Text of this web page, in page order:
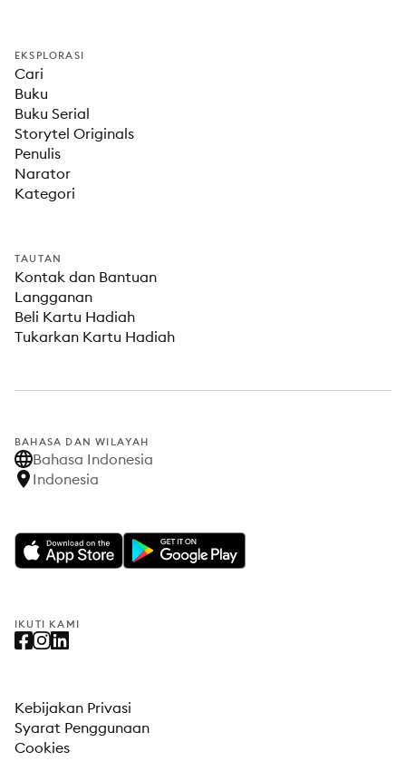
EKSPLORASI
Cari
Buku
Buku Serial
Storytel Originals
Penulis
Narator
Kategori
TAUTAN
Kontak dan Bantuan
Langganan
Beli Kartu Hadiah
Tukarkan Kartu Hadiah
BAHASA DAN WILAYAH
Bahasa Indonesia
Indonesia
IKUTI KAMI
Kebijakan Privasi
Syarat Penggunaan
Cookies